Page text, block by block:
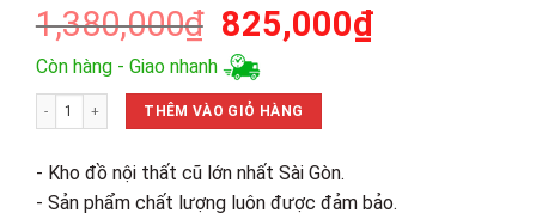
1,380,000₫ Giá
gốc
là:
1,380,000₫.
825,000₫Giá
Còn hàng - Giao nhanh
Thanh Lý Bộ Bàn Ghế Cóc Mới 99% số lượng
THÊM VÀO GIỎ HÀNG
- Kho đồ nội thất cũ lớn nhất Sài Gòn.
- Sản phẩm chất lượng luôn được đảm bảo.